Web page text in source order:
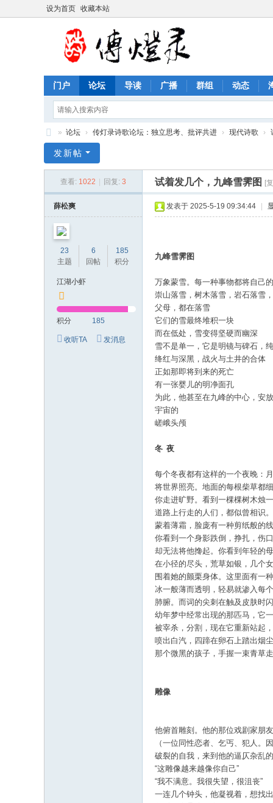
设为首页 收藏本站
门户 论坛 导读 广播 群组 动态
灯
» 论坛 › 传灯录诗歌论坛：独立思考、批评共进 › 现代诗歌 ›
发新帖
查看: 1022 回复: 3 试着发几个，九峰雪霁图 [
薛松爽
23
主题
6
回帖
185
积分
江湖小虾
积分 185
收听TA 发消息
发表于 2025-5-19 09:34:44
九峰雪霁图
万象蒙雪。 每一种事物都将自己
崇山落雪，树木落雪，岩石落雪
父母，都在落雪
它们的雪最终堆积一块
而在低处，雪变得坚硬而幽深
雪不是单一，它是明镜与碑石，
绛红与深黑，战火与土井的合体
正如那即将到来的死亡
有一张婴儿的明净面孔
为此，他甚至在九峰的中心，安
宇宙的
嵯峨头颅
冬 夜
每个冬夜都有这样的一个夜晚：
将世界照亮。地面的每根柴草都
你走进旷野。看到一棵棵树木烛
道路上行走的人们，都似曾相识
蒙着薄霜，脸庞有一种剪纸般的
你看到一个身影跌倒，挣扎，伤
却无法将他搀起。你看到年轻的
在小径的尽头，荒草如银，几个
围着她的颤栗身体。这里面有一
冰一般薄而透明，轻易就渗入每
肺腑。而词的尖刺在触及皮肤时
幼年梦中经常出现的那匹马，它
被宰杀，分割，现在它重新站起
喷出白汽，四蹄在卵石上踏出烟
那个微黑的孩子，手握一束青草
雕像
他俯首雕刻。他的那位戏剧家朋
（一位同性恋者、乞丐、犯人。
破裂的自我，来到他的逼仄杂乱的
“这雕像越来越像你自己”
“我不满意。我很失望，很沮丧”
一连几个钟头，他凝视着，想找